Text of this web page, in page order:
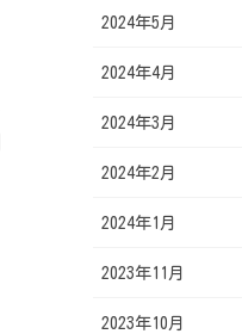
2024年5月
2024年4月
2024年3月
2024年2月
2024年1月
2023年11月
2023年10月